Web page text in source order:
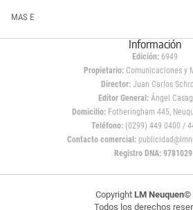
MAS E
Información
Edición: 6949
Propietario:Comunicaciones y
Director: Juan Carlos
Editor General:Ángel
Domicilio:Fotheringham 445,
Teléfono: (0299) 449 0400 /
Contacto comercial:
Registro DNA:
Copyright LM Neuquen©
Todos los derechos